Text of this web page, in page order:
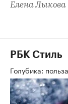
Елена Лыкова
РБК Стиль
Голубика: